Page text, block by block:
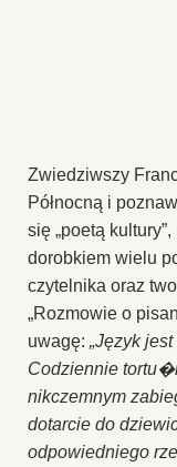
Zwiedziwszy
Północną i
się „poetą
dorobkiem wielu
czytelnika oraz
„Rozmowie o
uwagę: „Język
Codziennie
nikczemnym
dotarcie do
odpowiedniego